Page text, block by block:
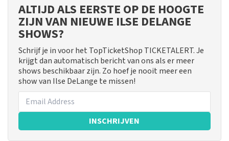
ALTIJD ALS EERSTE OP DE HOOGTE
ZIJN VAN NIEUWE ILSE DELANGE
SHOWS?
Schrijf je in voor het TopTicketShop TICKETALERT. Je
krijgt dan automatisch bericht van ons als er meer
shows beschikbaar zijn. Zo hoef je nooit meer een
show van Ilse DeLange te missen!
INSCHRIJVEN